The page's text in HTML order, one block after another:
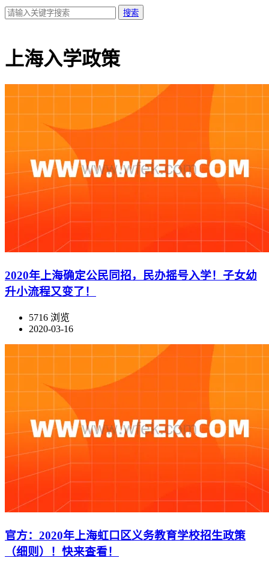
搜索
上海入学政策
2020年上海确定公民同招，民办摇号入学！子女幼
升小流程又变了！
5716 浏览
2020-03-16
官方：2020年上海虹口区义务教育学校招生政策
（细则）！快来查看！